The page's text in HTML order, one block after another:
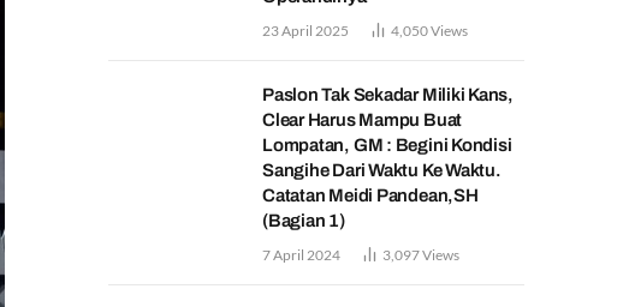
23 April 2025 4,050Views
Paslon Tak Sekadar Miliki Kans,
Clear Harus Mampu Buat
Lompatan, GM : Begini Kondisi
Sangihe Dari Waktu Ke Waktu.
Catatan Meidi Pandean,SH
(Bagian 1)
7 April 2024 3,097Views